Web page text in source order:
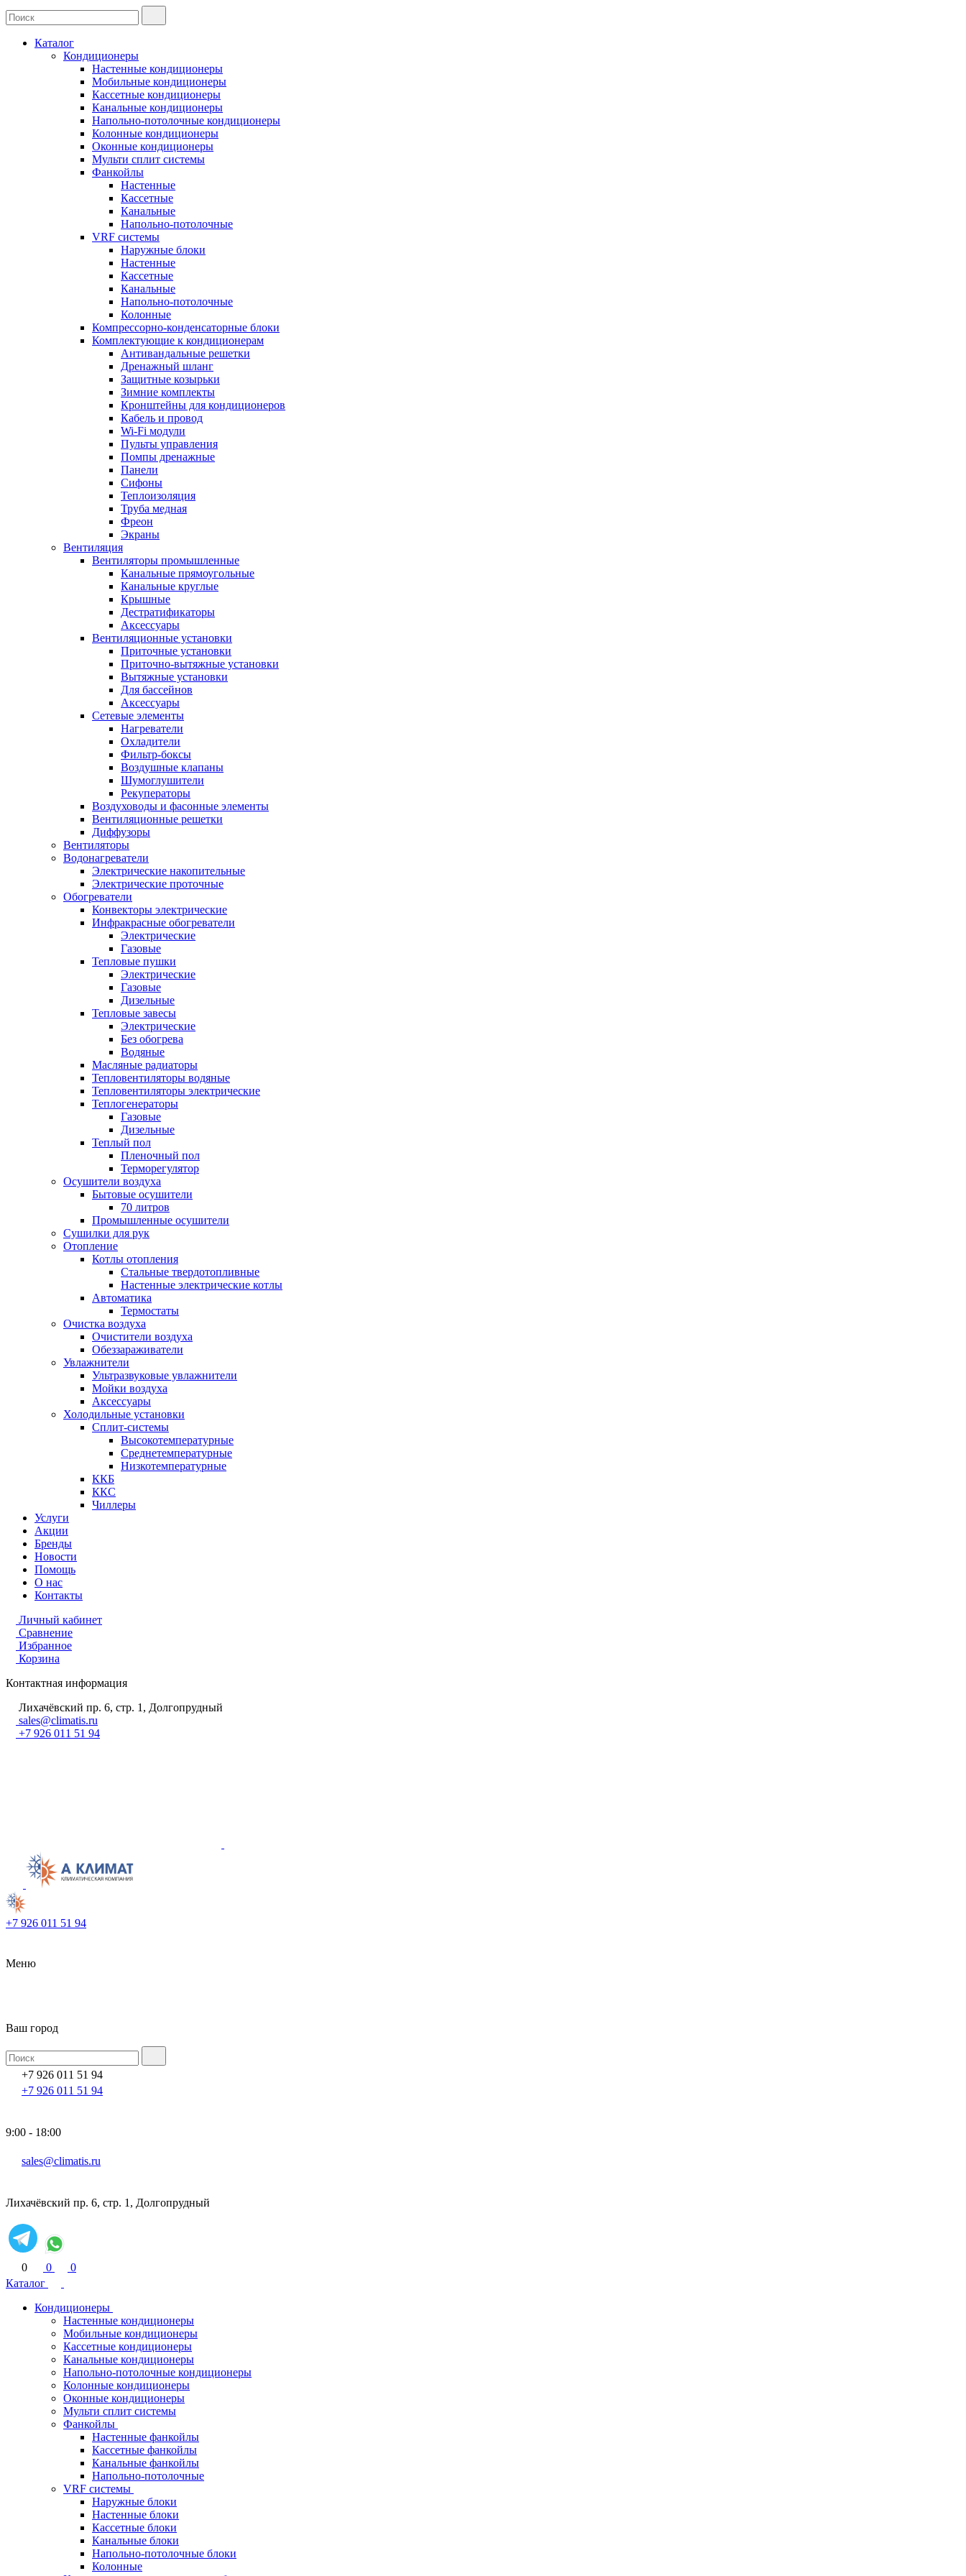
Каталог
Кондиционеры
Настенные кондиционеры
Мобильные кондиционеры
Кассетные кондиционеры
Канальные кондиционеры
Напольно-потолочные кондиционеры
Колонные кондиционеры
Оконные кондиционеры
Мульти сплит системы
Фанкойлы
Настенные
Кассетные
Канальные
Напольно-потолочные
VRF системы
Наружные блоки
Настенные
Кассетные
Канальные
Напольно-потолочные
Колонные
Компрессорно-конденсаторные блоки
Комплектующие к кондиционерам
Антивандальные решетки
Дренажный шланг
Защитные козырьки
Зимние комплекты
Кронштейны для кондиционеров
Кабель и провод
Wi-Fi модули
Пульты управления
Помпы дренажные
Панели
Сифоны
Теплоизоляция
Труба медная
Фреон
Экраны
Вентиляция
Вентиляторы промышленные
Канальные прямоугольные
Канальные круглые
Крышные
Дестратификаторы
Аксессуары
Вентиляционные установки
Приточные установки
Приточно-вытяжные установки
Вытяжные установки
Для бассейнов
Аксессуары
Сетевые элементы
Нагреватели
Охладители
Фильтр-боксы
Воздушные клапаны
Шумоглушители
Рекуператоры
Воздуховоды и фасонные элементы
Вентиляционные решетки
Диффузоры
Вентиляторы
Водонагреватели
Электрические накопительные
Электрические проточные
Обогреватели
Конвекторы электрические
Инфракрасные обогреватели
Электрические
Газовые
Тепловые пушки
Электрические
Газовые
Дизельные
Тепловые завесы
Электрические
Без обогрева
Водяные
Масляные радиаторы
Тепловентиляторы водяные
Тепловентиляторы электрические
Теплогенераторы
Газовые
Дизельные
Теплый пол
Пленочный пол
Терморегулятор
Осушители воздуха
Бытовые осушители
70 литров
Промышленные осушители
Сушилки для рук
Отопление
Котлы отопления
Стальные твердотопливные
Настенные электрические котлы
Автоматика
Термостаты
Очистка воздуха
Очистители воздуха
Обеззараживатели
Увлажнители
Ультразвуковые увлажнители
Мойки воздуха
Аксессуары
Холодильные установки
Сплит-системы
Высокотемпературные
Среднетемпературные
Низкотемпературные
ККБ
ККС
Чиллеры
Услуги
Акции
Бренды
Новости
Помощь
О нас
Контакты
Личный кабинет
Сравнение
Избранное
Корзина
Контактная информация
Лихачёвский пр. 6, стр. 1, Долгопрудный
sales@climatis.ru
+7 926 011 51 94
+7 926 011 51 94
Меню
Ваш город
+7 926 011 51 94
+7 926 011 51 94
9:00 - 18:00
sales@climatis.ru
Лихачёвский пр. 6, стр. 1, Долгопрудный
0 0
0
Каталог
Кондиционеры
Настенные кондиционеры
Мобильные кондиционеры
Кассетные кондиционеры
Канальные кондиционеры
Напольно-потолочные кондиционеры
Колонные кондиционеры
Оконные кондиционеры
Мульти сплит системы
Фанкойлы
Настенные фанкойлы
Кассетные фанкойлы
Канальные фанкойлы
Напольно-потолочные
VRF системы
Наружные блоки
Настенные блоки
Кассетные блоки
Канальные блоки
Напольно-потолочные блоки
Колонные